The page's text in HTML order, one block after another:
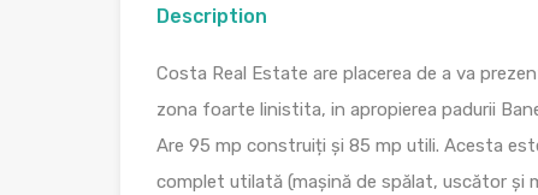
Description
Costa Real Estate are placerea de a va
zona foarte linistita, in apropierea padurii
Are 95 mp construiți și 85 mp utili. Acesta
complet utilată (mașină de spălat, uscător și